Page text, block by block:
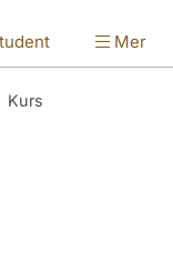
Mer
Kurs